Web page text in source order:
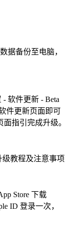
据备份至电脑，
软件更新 - Beta
件更新页面即可
指引完成升级。
Store 下载
ID 登录一次，